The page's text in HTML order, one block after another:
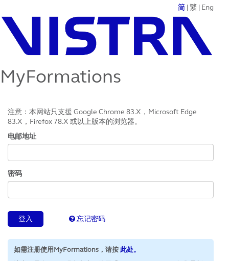
简 |繁 | Eng
MyFormations
注意：本网站只支援 Google Chrome 83.X，Microsoft Edge
83.X，Firefox 78.X 或以上版本的浏览器。
电邮地址
密码
登入 忘记密码
如需注册使用MyFormations，请按此处。